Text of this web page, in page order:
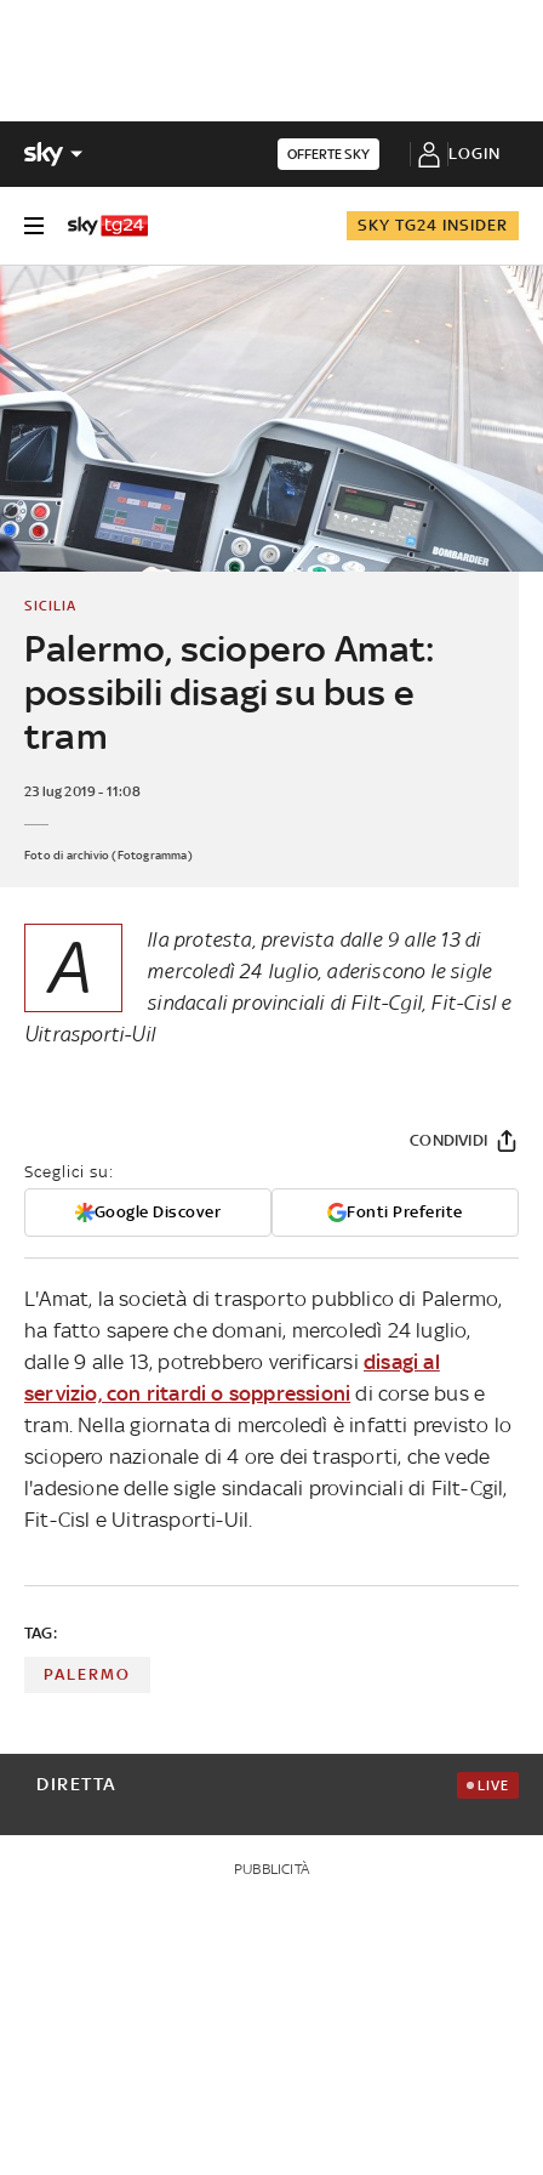
OFFERTE SKY LOGIN
SKY TG24 INSIDER
Palermo, sciopero Amat:
possibili disagi su bus e
tram
SICILIA
23 lug 2019 - 11:08
Foto di archivio (Fotogramma)
A
lla protesta, prevista dalle 9 alle 13 di
mercoledì 24 luglio, aderiscono le sigle
sindacali provinciali di Filt-Cgil, Fit-Cisl e
Uitrasporti-Uil
Sceglici su:
Google Discover Fonti Preferite
CONDIVIDI
L'Amat, la società di trasporto pubblico di Palermo,
ha fatto sapere che domani, mercoledì 24 luglio,
dalle 9 alle 13, potrebbero verificarsi disagi al
servizio, con ritardi o soppressioni di corse bus e
tram. Nella giornata di mercoledì è infatti previsto lo
sciopero nazionale di 4 ore dei trasporti, che vede
l'adesione delle sigle sindacali provinciali di Filt-Cgil,
Fit-Cisl e Uitrasporti-Uil.
TAG:
PALERMO
DIRETTA LIVE
PUBBLICITÀ